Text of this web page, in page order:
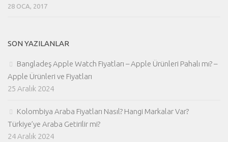
28 OCA, 2017
SON YAZILANLAR
Bangladeş Apple Watch Fiyatları – Apple Ürünleri Pahalı mı? –
Apple Ürünleri ve Fiyatları
25 Aralık 2024
Kolombiya Araba Fiyatları Nasıl? Hangi Markalar Var?
Türkiye’ye Araba Getirilir mi?
24 Aralık 2024